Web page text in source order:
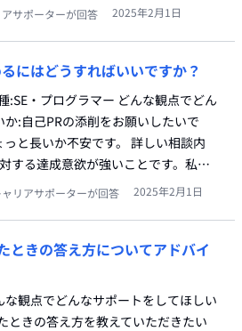
サポーターが回答 2025年2月1日
にはどうすればいいですか？
:SE・プログラマー どんな観点でどん
:自己PRの添削をお願いしたいで
と長いか不安です。 詳しい相談内
する達成意欲が強いことです。私…
リアサポーターが回答 2025年2月1日
ときの答え方についてアドバイ
観点でどんなサポートをしてほしい
ときの答え方を教えていただきたい